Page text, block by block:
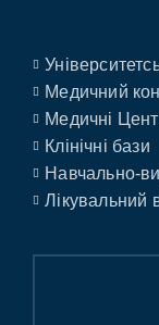
Медичний
Медичні
Клінічні бази
Навчально-
Лікувальний